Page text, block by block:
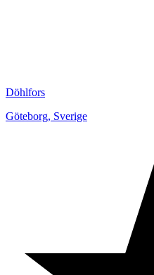
Döhlfors
Göteborg, Sverige